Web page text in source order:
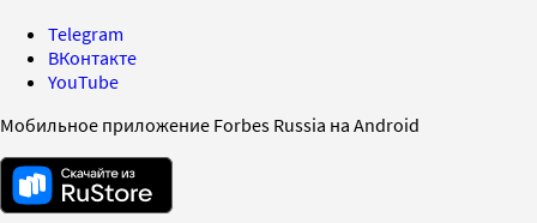
Telegram
ВКонтакте
YouTube
Мобильное приложение Forbes Russia на Android